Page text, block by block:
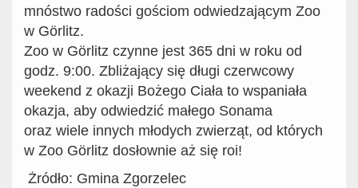
mnóstwo radości gościom odwiedzającym Zoo
w Görlitz.
Zoo w Görlitz czynne jest 365 dni w roku od
godz. 9:00. Zbliżający się długi czerwcowy
weekend z okazji Bożego Ciała to wspaniała
okazja, aby odwiedzić małego Sonama
oraz wiele innych młodych zwierząt, od których
w Zoo Görlitz dosłownie aż się roi!
Żródło: Gmina Zgorzelec